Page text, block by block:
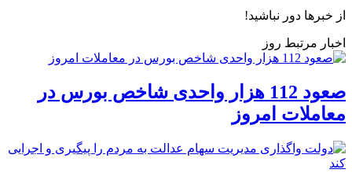
از خبرها دور نباشید!
اخبار مرتبط روز
صعود 112 هزار واحدی شاخص بورس در
معاملات امروز